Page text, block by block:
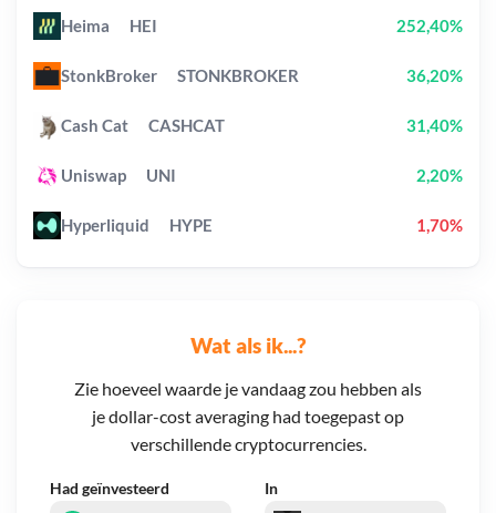
Wat als ik...?
Zie hoeveel waarde je vandaag zou hebben als
je dollar-cost averaging had toegepast op
verschillende cryptocurrencies.
Had geïnvesteerd In
Heima HEI 252,40%
StonkBroker STONKBROKER 36,20%
Cash Cat CASHCAT 31,40%
Uniswap UNI 2,20%
Hyperliquid HYPE 1,70%